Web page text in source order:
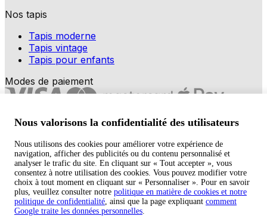
Nos tapis
Tapis moderne
Tapis vintage
Tapis pour enfants
Modes de paiement
Copyright © 2026 TAPISO
Nous valorisons la confidentialité des utilisateurs
Nous utilisons des cookies pour améliorer votre expérience de
navigation, afficher des publicités ou du contenu personnalisé et
analyser le trafic du site. En cliquant sur « Tout accepter », vous
consentez à notre utilisation des cookies. Vous pouvez modifier votre
choix à tout moment en cliquant sur « Personnaliser ». Pour en savoir
plus, veuillez consulter notre politique en matière de cookies et notre
politique de confidentialité, ainsi que la page expliquant comment
Google traite les données personnelles.
Panier